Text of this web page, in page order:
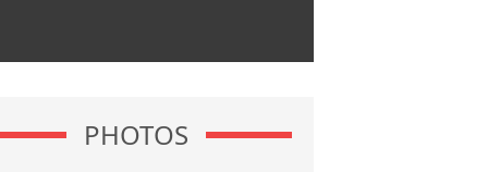
PHOTOS